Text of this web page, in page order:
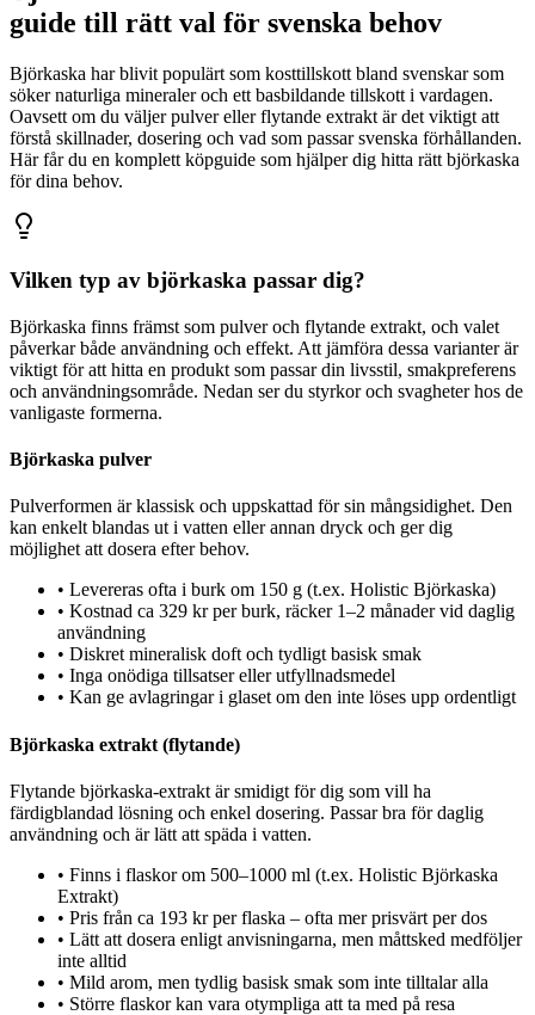
guide till rätt val för svenska behov
Björkaska har blivit populärt som kosttillskott bland svenskar som
söker naturliga mineraler och ett basbildande tillskott i vardagen.
Oavsett om du väljer pulver eller flytande extrakt är det viktigt att
förstå skillnader, dosering och vad som passar svenska förhållanden.
Här får du en komplett köpguide som hjälper dig hitta rätt björkaska
för dina behov.
Vilken typ av björkaska passar dig?
Björkaska finns främst som pulver och flytande extrakt, och valet
påverkar både användning och effekt. Att jämföra dessa varianter är
viktigt för att hitta en produkt som passar din livsstil, smakpreferens
och användningsområde. Nedan ser du styrkor och svagheter hos de
vanligaste formerna.
Björkaska pulver
Pulverformen är klassisk och uppskattad för sin mångsidighet. Den
kan enkelt blandas ut i vatten eller annan dryck och ger dig
möjlighet att dosera efter behov.
• Levereras ofta i burk om 150 g (t.ex. Holistic Björkaska)
• Kostnad ca 329 kr per burk, räcker 1–2 månader vid daglig
användning
• Diskret mineralisk doft och tydligt basisk smak
• Inga onödiga tillsatser eller utfyllnadsmedel
• Kan ge avlagringar i glaset om den inte löses upp ordentligt
Björkaska extrakt (flytande)
Flytande björkaska-extrakt är smidigt för dig som vill ha
färdigblandad lösning och enkel dosering. Passar bra för daglig
användning och är lätt att späda i vatten.
• Finns i flaskor om 500–1000 ml (t.ex. Holistic Björkaska
Extrakt)
• Pris från ca 193 kr per flaska – ofta mer prisvärt per dos
• Lätt att dosera enligt anvisningarna, men måttsked medföljer
inte alltid
• Mild arom, men tydlig basisk smak som inte tilltalar alla
• Större flaskor kan vara otympliga att ta med på resa